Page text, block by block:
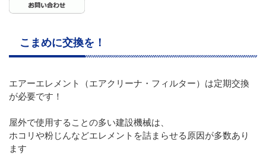
こまめに交換を！
エアーエレメント（エアクリーナ・フィルター）は定期交換
が必要です！
屋外で使用することの多い建設機械は、
ホコリや粉じんなどエレメントを詰まらせる原因が多数あり
ます